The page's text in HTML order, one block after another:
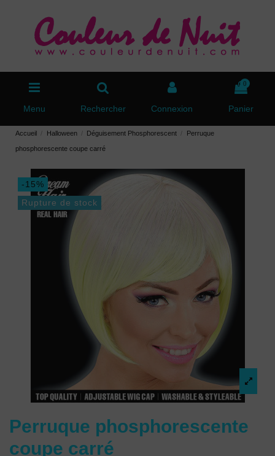
Menu Rechercher Connexion
0
Panier
Accueil Halloween Déguisement Phosphorescent Perruque
phosphorescente coupe carré
-15%
Rupture de stock
Perruque phosphorescente
coupe carré